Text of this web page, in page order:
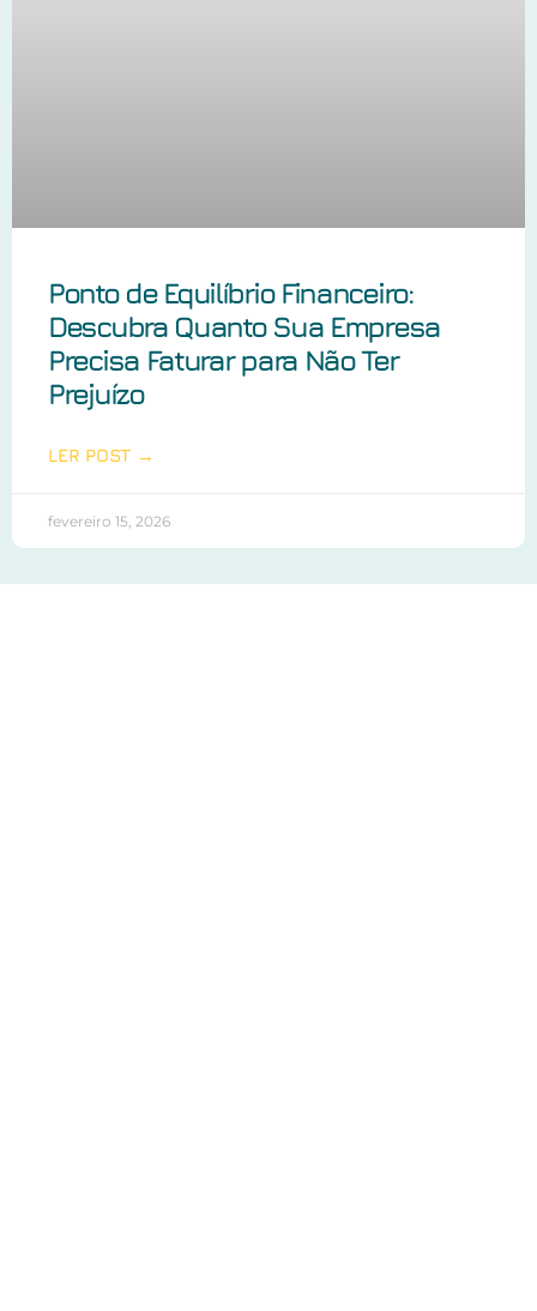
Ponto de Equilíbrio Financeiro:
Descubra Quanto Sua Empresa
Precisa Faturar para Não Ter
Prejuízo
LER POST →
fevereiro 15, 2026